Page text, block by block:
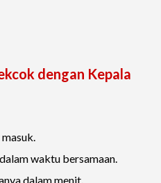
dengan Kepala
waktu bersamaan.
dalam menit.